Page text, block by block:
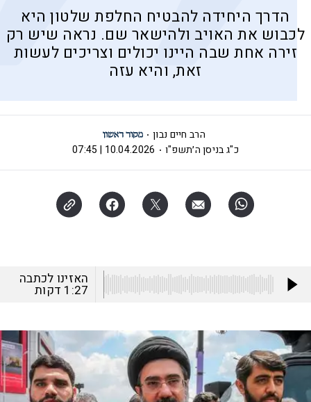
הדרך היחידה להבטיח החלפת שלטון היא
לכבוש את האויב ולהישאר שם. נראה שיש רק
זירה אחת שבה היינו יכולים וצריכים לעשות
זאת, והיא עזה
הרב חיים נבון
כ"ג בניסן ה׳תשפ"ו
10.04.2026 | 07:45
האזינו לכתבה
1:27 דקות